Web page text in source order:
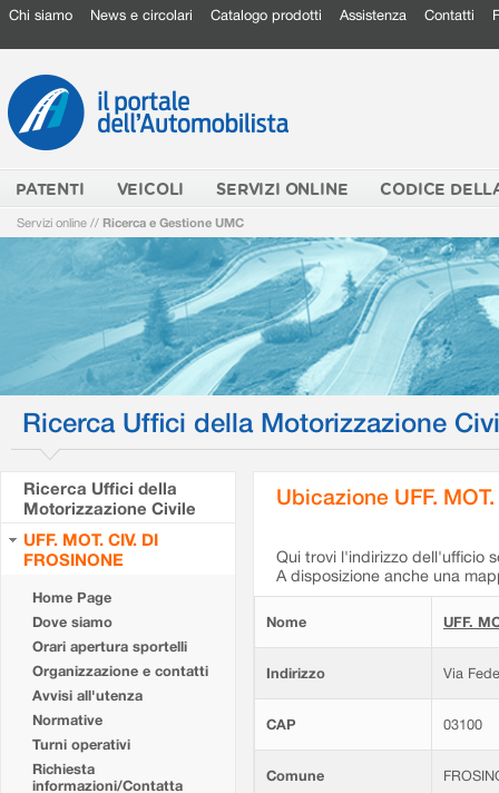
Chi siamo News e circolari Catalogo prodotti Assistenza Contatti
PATENTI VEICOLI SERVIZI ONLINE CODICE
Servizi online // Ricerca e Gestione UMC
Ricerca Uffici della Motorizzazione
Ricerca Uffici della
Motorizzazione Civile
UFF. MOT. CIV. DI
FROSINONE
Home Page
Dove siamo
Orari apertura sportelli
Organizzazione e contatti
Avvisi all'utenza
Normative
Turni operativi
Richiesta
informazioni/Contatta
Ubicazione UFF.
Qui trovi l'indirizzo dell'ufficio
A disposizione anche una
Nome UFF.
Indirizzo Via
CAP 03100
Comune